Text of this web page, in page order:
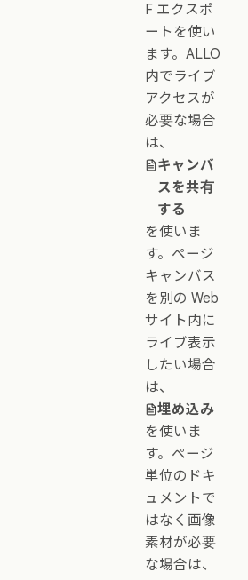
F エクスポ
ートを使い
ます。ALLO
内でライブ
アクセスが
必要な場合
は、
キャンバ
スを共有
する
を使いま
す。ページ
キャンバス
を別の Web
サイト内に
ライブ表示
したい場合
は、
埋め込み
を使いま
す。ページ
単位のドキ
ュメントで
はなく画像
素材が必要
な場合は、